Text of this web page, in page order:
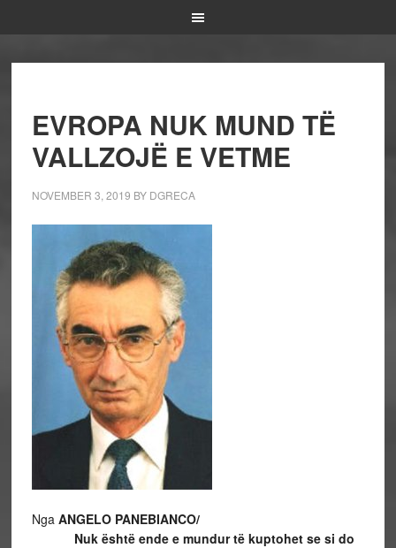
EVROPA NUK MUND TË
VALLZOJË E VETME
NOVEMBER 3, 2019 BY DGRECA
Nga ANGELO PANEBIANCO/
Nuk është ende e mundur të kuptohet se si do